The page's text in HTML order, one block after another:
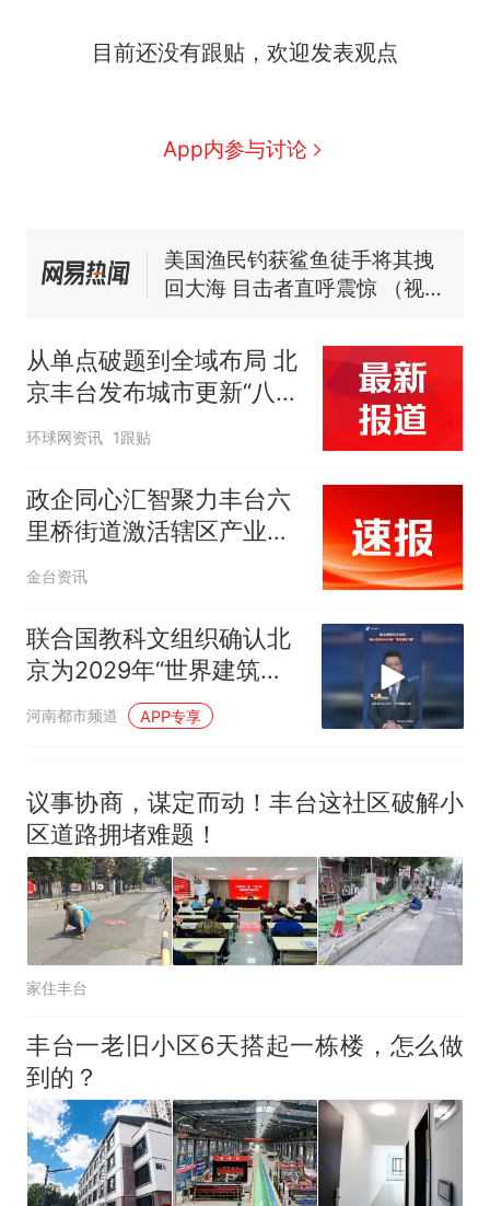
目前还没有跟贴，欢迎发表观点
App内参与讨论
因老师一句“跟我回家”改写了
费大厨“全国小炒肉大王”称
号，仅凭视频评出？中国烹饪
140多朵
美国渔民钓获鲨鱼徒手将其拽
回大海 目击者直呼震惊 （视频
热
那个在床头放菜刀的女孩，
因老师一句“跟我回家”改写了
从单点破题到全域布局 北
京丰台发布城市更新“八大
场景”
环球网资讯 1跟贴
政企同心汇智聚力丰台六
里桥街道激活辖区产业内
生动力
金台资讯
联合国教科文组织确认北
京为2029年“世界建筑之
都”
河南都市频道 APP专享
议事协商，谋定而动！丰台这社区破解小
区道路拥堵难题！
家住丰台
丰台一老旧小区6天搭起一栋楼，怎么做
到的？